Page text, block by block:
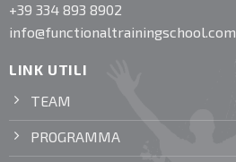
+39 334 893 8902
info@functionaltrainingschool.com
LINK UTILI
TEAM
PROGRAMMA